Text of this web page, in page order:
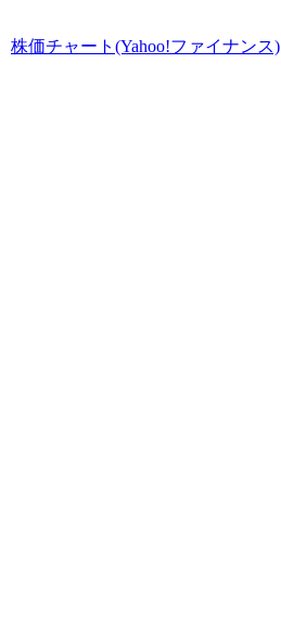
株価チャート(Yahoo!ファイナンス)